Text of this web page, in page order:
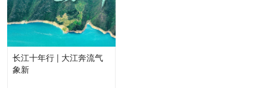
长江十年行 | 大江奔流气
象新